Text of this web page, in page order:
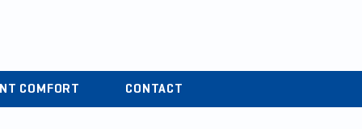
COMFORT CONTACT